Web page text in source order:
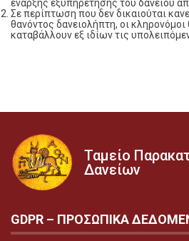
έναρξης εξυπηρέτησης του δανείου
Σε περίπτωση που δεν δικαιούται
θανόντος δανειολήπτη, οι κληρονόμοι
καταβάλλουν εξ ιδίων τις
Ταμείο
Δανείων
GDPR – ΠΡΟΣΩΠΙΚA